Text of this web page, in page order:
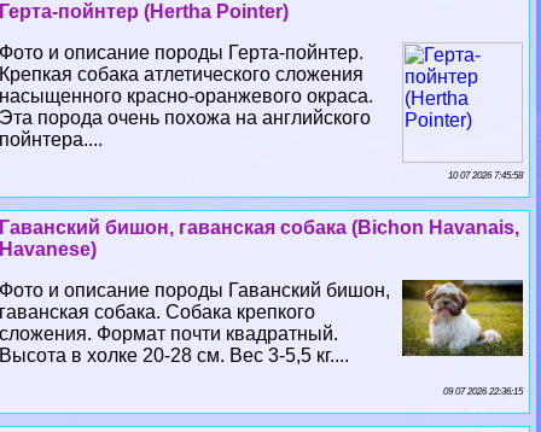
Герта-пойнтер (Hertha Pointer)
Фото и описание породы Герта-пойнтер.
Крепкая собака атлетического сложения
насыщенного красно-оранжевого окраса.
Эта порода очень похожа на английского
пойнтера....
10 07 2026 7:45:58
Гаванский бишон, гаванская собака (Bichon Havanais,
Havanese)
Фото и описание породы Гаванский бишон,
гаванская собака. Собака крепкого
сложения. Формат почти квадратный.
Высота в холке 20-28 см. Вес 3-5,5 кг....
09 07 2026 22:36:15